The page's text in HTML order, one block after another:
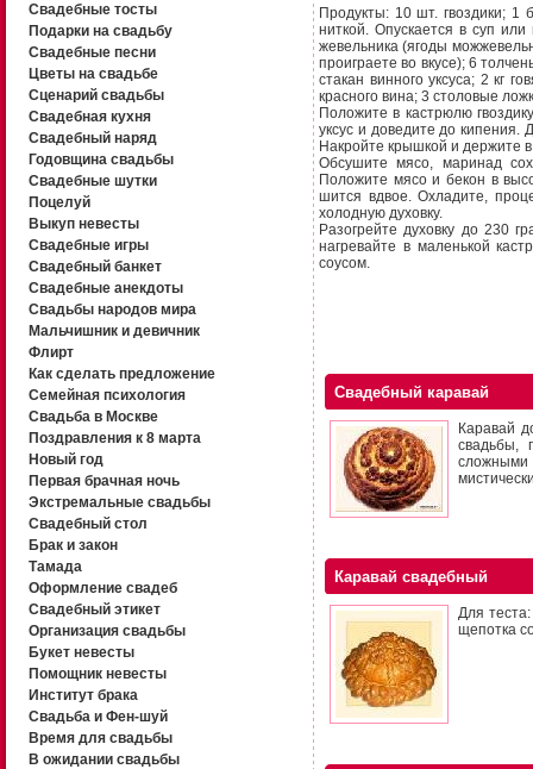
Свадебные тосты
Подарки на свадьбу
Свадебные песни
Цветы на свадьбе
Сценарий свадьбы
Свадебная кухня
Свадебный наряд
Годовщина свадьбы
Свадебные шутки
Поцелуй
Выкуп невесты
Свадебные игры
Свадебный банкет
Свадебные анекдоты
Свадьбы народов мира
Мальчишник и девичник
Флирт
Как сделать предложение
Семейная психология
Свадьба в Москве
Поздравления к 8 марта
Новый год
Первая брачная ночь
Экстремальные свадьбы
Свадебный стол
Брак и закон
Тамада
Оформление свадеб
Свадебный этикет
Организация свадьбы
Букет невесты
Помощник невесты
Институт брака
Свадьба и Фен-шуй
Время для свадьбы
В ожидании свадьбы
Продукты: 10 шт. гвоздики; 1
ниткой. Опускается в суп
жевельника (ягоды
проиграете во вкусе); 6
стакан винного уксуса; 2 кг
красного вина; 3 сто­ловые
Положите в кастрюлю
уксус и доведите до
Накройте крышкой и держите
Обсушите мясо, маринад
Положите мясо и бекон в
шится вдвое. Охладите,
холодную духовку.
Разогрейте духовку до 230
нагревайте в маленькой
соусом.
Свадебный каравай
Каравай
свадьбы,
сложными
Каравай свадебный
Для
щепотка